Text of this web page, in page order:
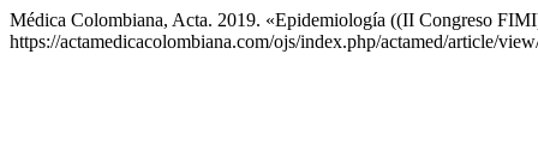
Médica Colombiana, Acta. 2019. «Epidemiología ((II Congreso
https://actamedicacolombiana.com/ojs/index.php/actamed/article/